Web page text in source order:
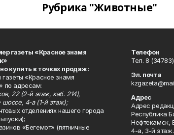
Рубрика "Животные"
газеты «Красное знамя
купить в точках продаж:
газеты «Красное знамя
по адресам:
22 (2-й этаж, каб. 214),
шоссе, 4-а (1-й этаж);
отделениях нашего города
«Бегемот» (пятничные
Телефон
Тел. 8
Эл. почта
Адрес
Адрес
Республика
Нефтекамск,
4-а, 3-й этаж.